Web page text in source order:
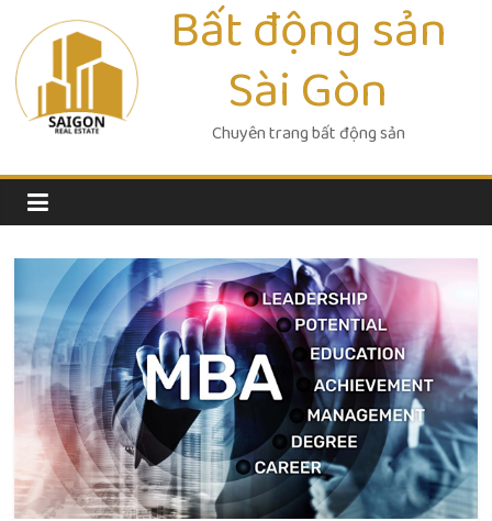
content
Bất động sản
Sài Gòn
Chuyên trang bất động sản